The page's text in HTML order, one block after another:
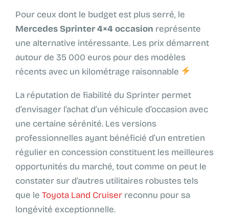
Pour ceux dont le budget est plus serré, le
Mercedes Sprinter 4×4 occasion représente
une alternative intéressante. Les prix démarrent
autour de 35 000 euros pour des modèles
récents avec un kilométrage raisonnable
La réputation de fiabilité du Sprinter permet
d’envisager l’achat d’un véhicule d’occasion avec
une certaine sérénité. Les versions
professionnelles ayant bénéficié d’un entretien
régulier en concession constituent les meilleures
opportunités du marché, tout comme on peut le
constater sur d’autres utilitaires robustes tels
que le Toyota Land Cruiser reconnu pour sa
longévité exceptionnelle.